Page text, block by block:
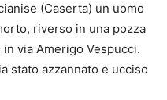
(Caserta) un uomo
riverso in una pozza
via Amerigo Vespucci.
stato azzannato e ucciso